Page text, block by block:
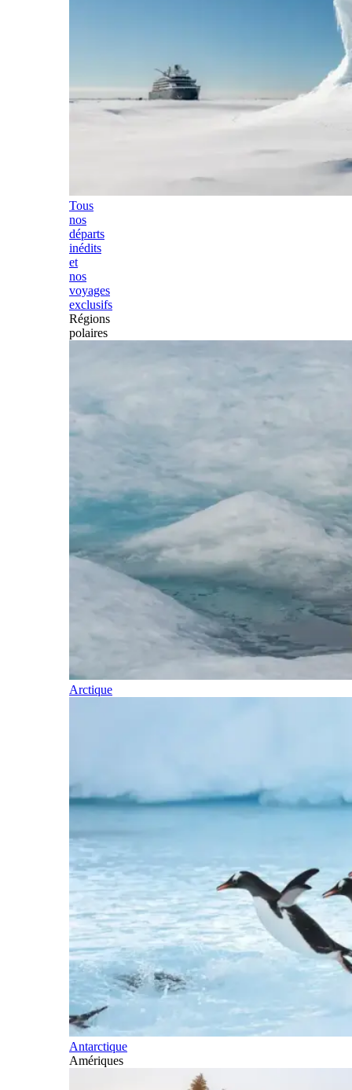
Tous
nos
départs
inédits
et
nos
voyages
exclusifs
Régions
polaires
Arctique
Antarctique
Amériques